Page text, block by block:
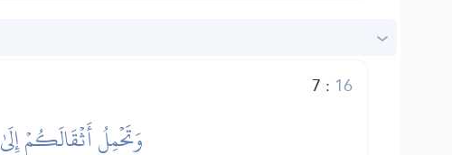
7 : 16
وَتَحۡمِلُ أَثۡقَالَكُمۡ